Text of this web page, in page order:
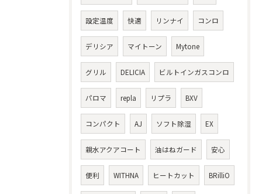
設定温度 快適 リンナイ コンロ
デリシア マイトーン Mytone
グリル DELICIA ビルトインガスコンロ
パロマ repla リプラ BXV
コンパクト AJ ソフト除湿 EX
親水アクアコート 油はねガード 安心
便利 WITHNA ヒートカット BRilliO